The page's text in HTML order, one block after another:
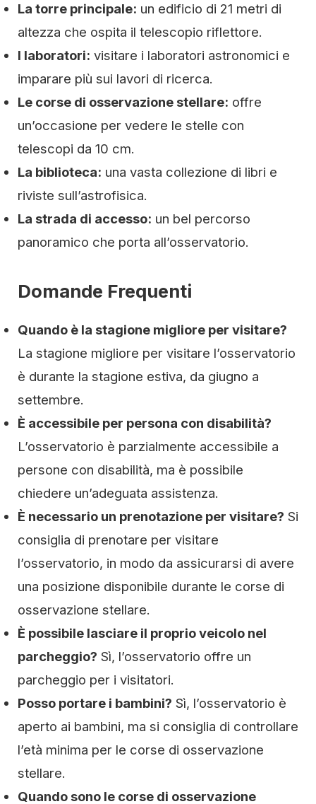
La torre principale: un edificio di 21 metri di
altezza che ospita il telescopio riflettore.
I laboratori: visitare i laboratori astronomici e
imparare più sui lavori di ricerca.
Le corse di osservazione stellare: offre
un’occasione per vedere le stelle con
telescopi da 10 cm.
La biblioteca: una vasta collezione di libri e
riviste sull’astrofisica.
La strada di accesso: un bel percorso
panoramico che porta all’osservatorio.
Domande Frequenti
Quando è la stagione migliore per visitare?
La stagione migliore per visitare l’osservatorio
è durante la stagione estiva, da giugno a
settembre.
È accessibile per persona con disabilità?
L’osservatorio è parzialmente accessibile a
persone con disabilità, ma è possibile
chiedere un’adeguata assistenza.
È necessario un prenotazione per visitare? Si
consiglia di prenotare per visitare
l’osservatorio, in modo da assicurarsi di avere
una posizione disponibile durante le corse di
osservazione stellare.
È possibile lasciare il proprio veicolo nel
parcheggio? Sì, l’osservatorio offre un
parcheggio per i visitatori.
Posso portare i bambini? Sì, l’osservatorio è
aperto ai bambini, ma si consiglia di controllare
l’età minima per le corse di osservazione
stellare.
Quando sono le corse di osservazione